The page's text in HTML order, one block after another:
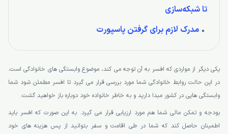
تا شبکه‌سازی
مدرک لازم برای گرفتن پاسپورت
یکی دیگر از مواردی که افسر به آن توجه می کند، موضوع وابستگی های خانوادگی است.
در این حالت روابط خانوادگی شما مورد بررسی قرار می گیرد تا افسر مطمئن شود شما
وابستگی هایی در کشور مبدا دارید و به خاطر خانواده خود دوباره باز خواهید گشت.
بودجه و تمکن مالی شما هم مورد ارزیابی قرار می گیرد. به این صورت که افسر باید
اطمینان حاصل کند که شما در طی اقامت و سفر بتوانید از پس هزینه های خود